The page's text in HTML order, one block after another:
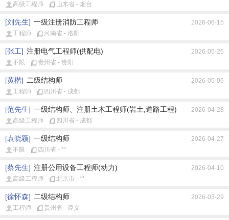
高级工程师
山东省 - 烟台
[刘先生] 一级注册消防工程师
2026-06-15
工程师
河南省 - 洛阳
[张工] 注册电气工程师(供配电)
2026-05-26
不限
贵州省 - 贵阳
[黄楷] 二级结构师
2026-05-06
工程师
四川省 - 成都
[范先生] 一级结构师、注册土木工程师(岩土,道路工程)
2026-04-28
高级工程师
四川省 - 成都
[袁晓颖] 一级结构师
2026-04-27
不限
四川省 - **
[蔡先生] 注册公用设备工程师(动力)
2026-04-10
高级工程师
北京市 - **
[徐怀森] 二级结构师
2026-03-29
工程师
贵州省 - 遵义